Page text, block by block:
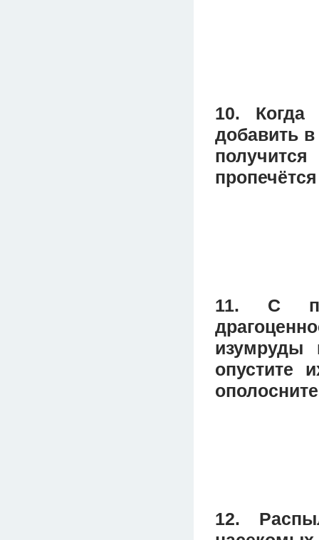
10. Когда
добавить
11. С
изумруды
опустите
12.